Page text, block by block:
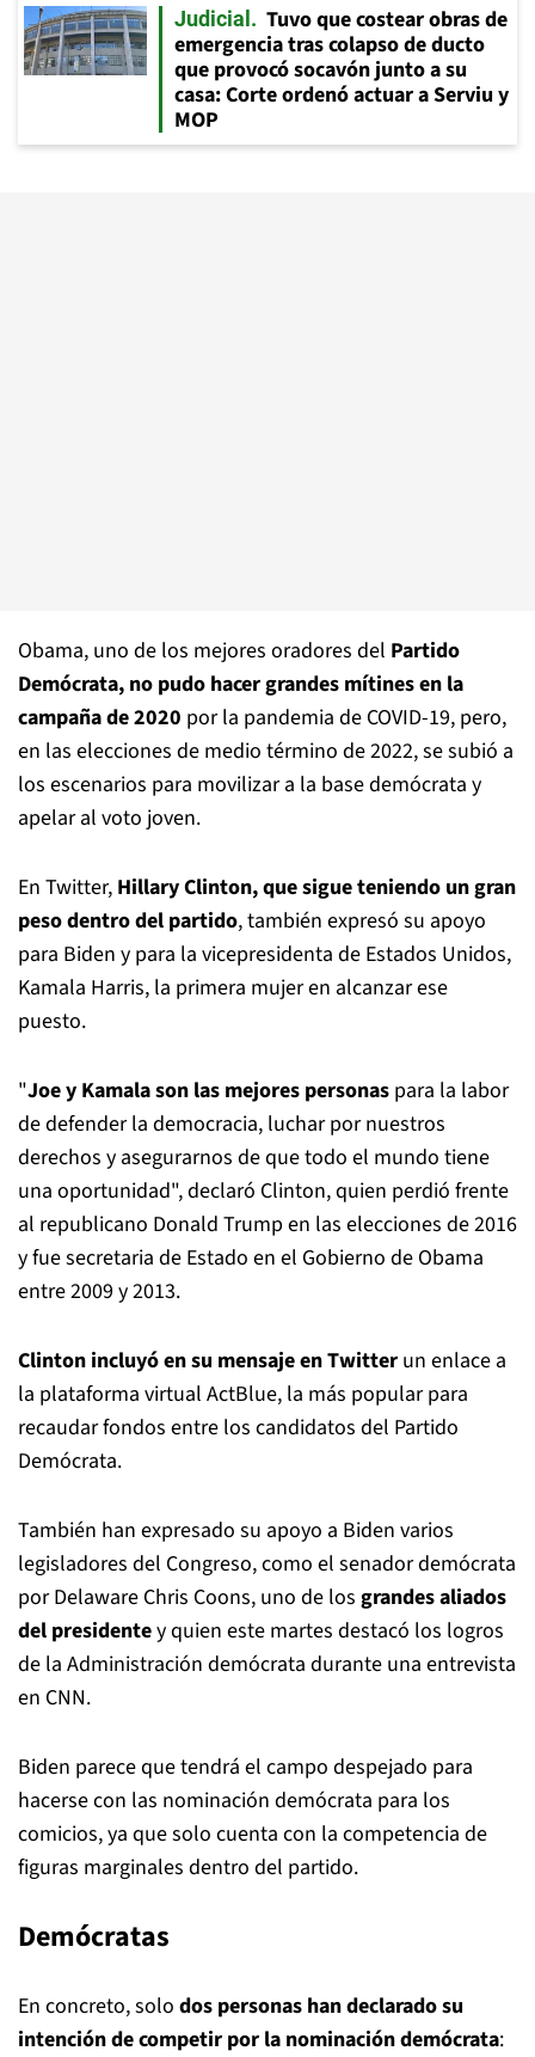
Judicial
Tuvo que costear obras de
emergencia tras colapso de ducto
que provocó socavón junto a su
casa: Corte ordenó actuar a Serviu y
MOP
Obama, uno de los mejores oradores del Partido
Demócrata, no pudo hacer grandes mítines en la
campaña de 2020 por la pandemia de COVID-19, pero,
en las elecciones de medio término de 2022, se subió a
los escenarios para movilizar a la base demócrata y
apelar al voto joven.
En Twitter, Hillary Clinton, que sigue teniendo un gran
peso dentro del partido, también expresó su apoyo
para Biden y para la vicepresidenta de Estados Unidos,
Kamala Harris, la primera mujer en alcanzar ese
puesto.
"Joe y Kamala son las mejores personas para la labor
de defender la democracia, luchar por nuestros
derechos y asegurarnos de que todo el mundo tiene
una oportunidad", declaró Clinton, quien perdió frente
al republicano Donald Trump en las elecciones de 2016
y fue secretaria de Estado en el Gobierno de Obama
entre 2009 y 2013.
Clinton incluyó en su mensaje en Twitter un enlace a
la plataforma virtual ActBlue, la más popular para
recaudar fondos entre los candidatos del Partido
Demócrata.
También han expresado su apoyo a Biden varios
legisladores del Congreso, como el senador demócrata
por Delaware Chris Coons, uno de los grandes aliados
del presidentey quien este martes destacó los logros
de la Administración demócrata durante una entrevista
en CNN.
Biden parece que tendrá el campo despejado para
hacerse con las nominación demócrata para los
comicios, ya que solo cuenta con la competencia de
figuras marginales dentro del partido.
Demócratas
En concreto, solo dos personas han declarado su
intención de competir por la nominación demócrata: